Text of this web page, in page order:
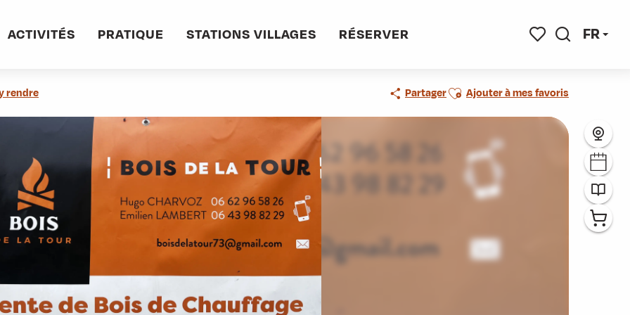
FR
ACTIVITÉS PRATIQUE STATIONS VILLAGES RÉSERVER
rendre PartagerAjouter aux favoris
Ajouter à mes favoris